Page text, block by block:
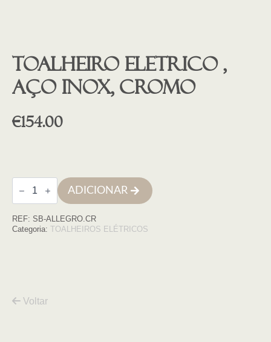
Toalheiro eletrico ,
aço inox, CROMO
€154.00
Quantidade
de
Toalheiro
,
aço
ADICIONAR
REF: SB-ALLEGRO.CR
Categoria: TOALHEIROS ELÉTRICOS
Voltar